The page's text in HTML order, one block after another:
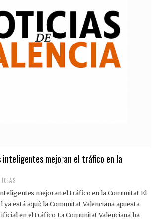
inteligentes mejoran el tráfico en la
mejoran el tráfico en la Comunitat El
está aquí: la Comunitat Valenciana apuesta
en el tráfico La Comunitat Valenciana ha